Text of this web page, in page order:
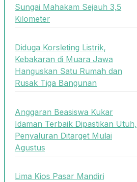
Sungai Mahakam Sejauh 3,5
Kilometer
Diduga Korsleting Listrik,
Kebakaran di Muara Jawa
Hanguskan Satu Rumah dan
Rusak Tiga Bangunan
Anggaran Beasiswa Kukar
Idaman Terbaik Dipastikan Utuh,
Penyaluran Ditarget Mulai
Agustus
Lima Kios Pasar Mandiri